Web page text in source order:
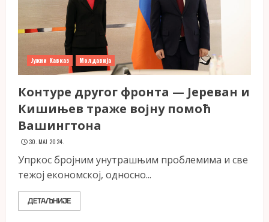
Јужни Кавказ Молдавија
Контуре другог фронта — Јереван и
Кишињев траже војну помоћ
Вашингтона
30. МАЈ 2024.
Упркос бројним унутрашњим проблемима и све
тежој економској, односно...
ДЕТАЉНИЈЕ